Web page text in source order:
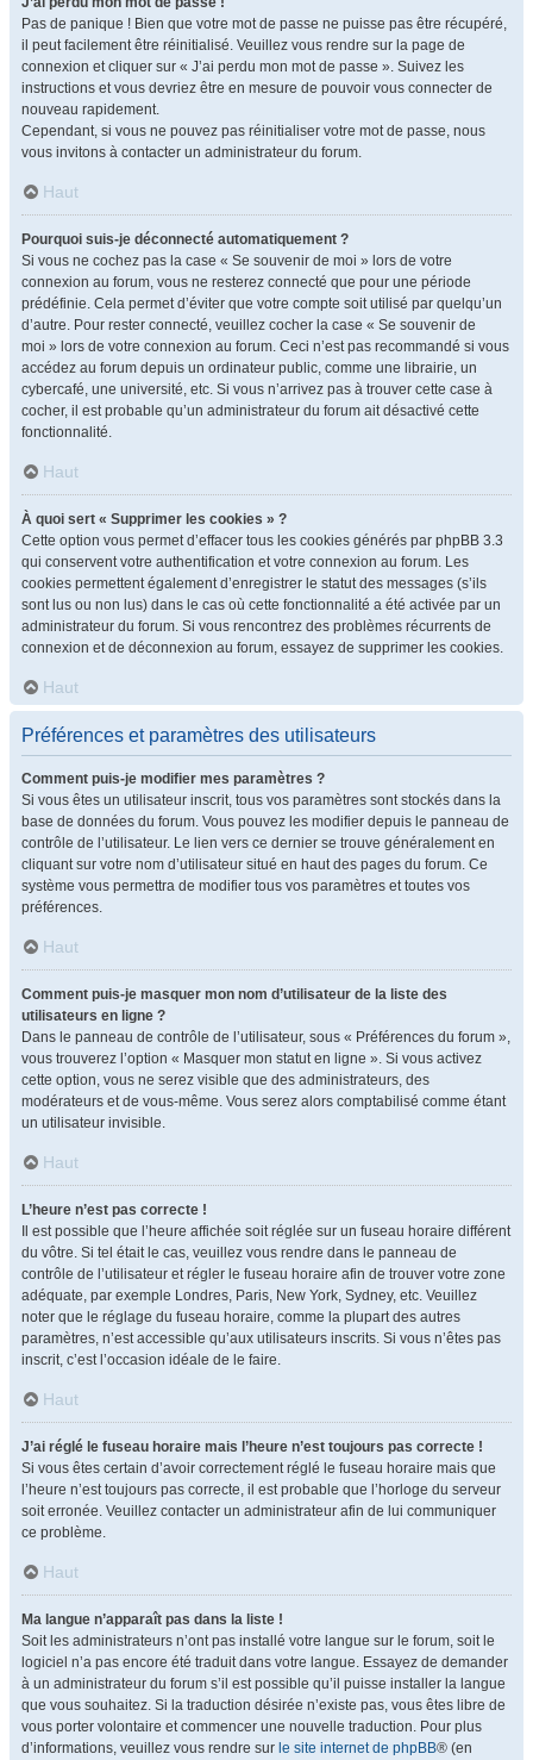
Pas de panique ! Bien que votre mot de passe ne puisse pas être récupéré,
il peut facilement être réinitialisé. Veuillez vous rendre sur la page de
connexion et cliquer sur « J’ai perdu mon mot de passe ». Suivez les
instructions et vous devriez être en mesure de pouvoir vous connecter de
nouveau rapidement.
Cependant, si vous ne pouvez pas réinitialiser votre mot de passe, nous
vous invitons à contacter un administrateur du forum.
Haut
Pourquoi suis-je déconnecté automatiquement ?
Si vous ne cochez pas la case « Se souvenir de moi » lors de votre
connexion au forum, vous ne resterez connecté que pour une période
prédéfinie. Cela permet d’éviter que votre compte soit utilisé par quelqu’un
d’autre. Pour rester connecté, veuillez cocher la case « Se souvenir de
moi » lors de votre connexion au forum. Ceci n’est pas recommandé si vous
accédez au forum depuis un ordinateur public, comme une librairie, un
cybercafé, une université, etc. Si vous n’arrivez pas à trouver cette case à
cocher, il est probable qu’un administrateur du forum ait désactivé cette
fonctionnalité.
Haut
À quoi sert « Supprimer les cookies » ?
Cette option vous permet d’effacer tous les cookies générés par phpBB 3.3
qui conservent votre authentification et votre connexion au forum. Les
cookies permettent également d’enregistrer le statut des messages (s’ils
sont lus ou non lus) dans le cas où cette fonctionnalité a été activée par un
administrateur du forum. Si vous rencontrez des problèmes récurrents de
connexion et de déconnexion au forum, essayez de supprimer les cookies.
Haut
Préférences et paramètres des utilisateurs
Comment puis-je modifier mes paramètres ?
Si vous êtes un utilisateur inscrit, tous vos paramètres sont stockés dans la
base de données du forum. Vous pouvez les modifier depuis le panneau de
contrôle de l’utilisateur. Le lien vers ce dernier se trouve généralement en
cliquant sur votre nom d’utilisateur situé en haut des pages du forum. Ce
système vous permettra de modifier tous vos paramètres et toutes vos
préférences.
Haut
Comment puis-je masquer mon nom d’utilisateur de la liste des
utilisateurs en ligne ?
Dans le panneau de contrôle de l’utilisateur, sous « Préférences du forum »,
vous trouverez l’option « Masquer mon statut en ligne ». Si vous activez
cette option, vous ne serez visible que des administrateurs, des
modérateurs et de vous-même. Vous serez alors comptabilisé comme étant
un utilisateur invisible.
Haut
L’heure n’est pas correcte !
Il est possible que l’heure affichée soit réglée sur un fuseau horaire différent
du vôtre. Si tel était le cas, veuillez vous rendre dans le panneau de
contrôle de l’utilisateur et régler le fuseau horaire afin de trouver votre zone
adéquate, par exemple Londres, Paris, New York, Sydney, etc. Veuillez
noter que le réglage du fuseau horaire, comme la plupart des autres
paramètres, n’est accessible qu’aux utilisateurs inscrits. Si vous n’êtes pas
inscrit, c’est l’occasion idéale de le faire.
Haut
J’ai réglé le fuseau horaire mais l’heure n’est toujours pas correcte !
Si vous êtes certain d’avoir correctement réglé le fuseau horaire mais que
l’heure n’est toujours pas correcte, il est probable que l’horloge du serveur
soit erronée. Veuillez contacter un administrateur afin de lui communiquer
ce problème.
Haut
Ma langue n’apparaît pas dans la liste !
Soit les administrateurs n’ont pas installé votre langue sur le forum, soit le
logiciel n’a pas encore été traduit dans votre langue. Essayez de demander
à un administrateur du forum s’il est possible qu’il puisse installer la langue
que vous souhaitez. Si la traduction désirée n’existe pas, vous êtes libre de
vous porter volontaire et commencer une nouvelle traduction. Pour plus
d’informations, veuillez vous rendre sur le site internet de phpBB® (en